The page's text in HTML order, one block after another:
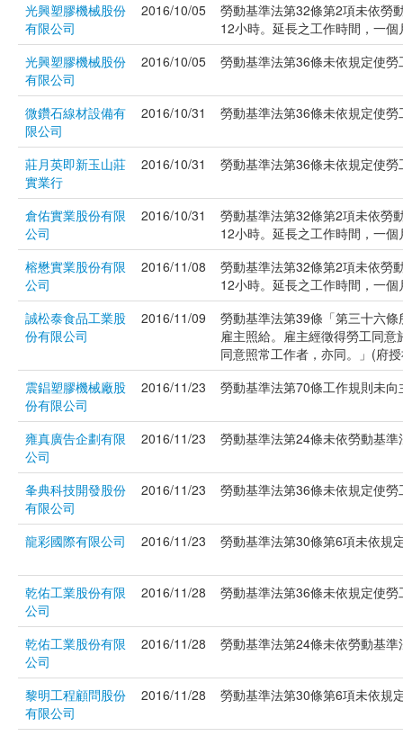
光興塑膠機械股份
有限公司
2016/10/05
勞動基準法第32條第2項未依勞
12小時。延長之工作時間，一
光興塑膠機械股份
有限公司
2016/10/05 勞動基準法第36條未依規定使
微鑽石線材設備有
限公司
2016/10/31 勞動基準法第36條未依規定使
莊月英即新玉山莊
實業行
2016/10/31 勞動基準法第36條未依規定使
倉佑實業股份有限
公司
2016/10/31
勞動基準法第32條第2項未依勞
12小時。延長之工作時間，一
榕懋實業股份有限
公司
2016/11/08
勞動基準法第32條第2項未依勞
12小時。延長之工作時間，一
誠松泰食品工業股
份有限公司
2016/11/09
勞動基準法第39條「第三十六
雇主照給。雇主經徵得勞工同
同意照常工作者，亦同。」(府
震錩塑膠機械廠股
份有限公司
2016/11/23 勞動基準法第70條工作規則未
雍真廣告企劃有限
公司
2016/11/23 勞動基準法第24條未依勞動基
夆典科技開發股份
有限公司
2016/11/23 勞動基準法第36條未依規定使
龍彩國際有限公司 2016/11/23 勞動基準法第30條第6項未依規
乾佑工業股份有限
公司
2016/11/28 勞動基準法第36條未依規定使
乾佑工業股份有限
公司
2016/11/28 勞動基準法第24條未依勞動基
黎明工程顧問股份
有限公司
2016/11/28 勞動基準法第30條第6項未依規